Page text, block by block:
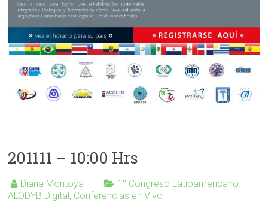
201111 – 10:00 Hrs
Diana Montoya
1° Congreso Latioamericano
ALODYB Digital, Conferencias en Vivo